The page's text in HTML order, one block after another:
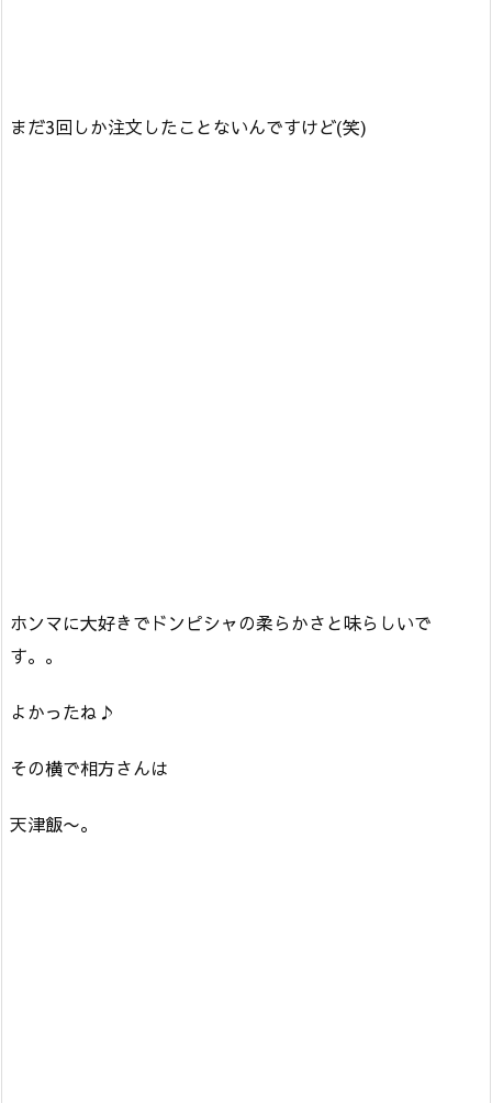
まだ3回しか注文したことないんですけど(笑)
ホンマに大好きでドンピシャの柔らかさと味らしいで
す。。
よかったね♪
その横で相方さんは
天津飯〜。